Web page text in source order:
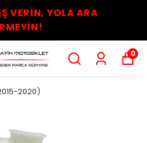
VERİN, YOLA ARA
0
2020)